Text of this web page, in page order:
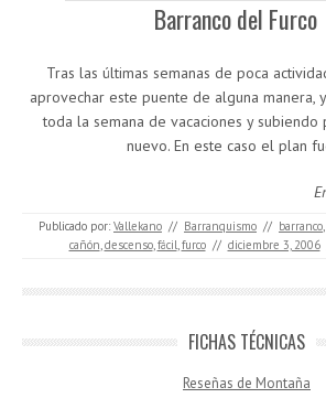
Barranco del Furco
Tras las últimas semanas de poca
aprovechar este puente de alguna manera,
toda la semana de vacaciones y subiendo
nuevo. En este caso el plan
Publicado por: Vallekano // Barranquismo // barranco,
cañón,descenso,fácil,furco // diciembre 3, 2006
FICHAS TÉCNICAS
Reseñas de Montaña